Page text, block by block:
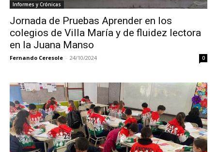
Informes y Crónicas
Jornada de Pruebas Aprender en los
colegios de Villa María y de fluidez lectora
en la Juana Manso
Fernando Ceresole - 24/10/2024 0